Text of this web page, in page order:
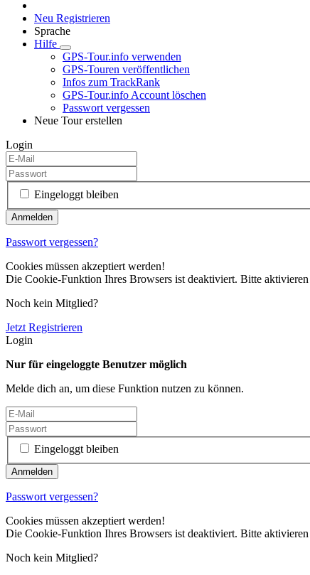
Neu Registrieren
Sprache
Hilfe
GPS-Tour.info verwenden
GPS-Touren veröffentlichen
Infos zum TrackRank
GPS-Tour.info Account löschen
Passwort vergessen
Neue Tour erstellen
Login
Eingeloggt bleiben
Passwort vergessen?
Cookies müssen akzeptiert werden!
Die Cookie-Funktion Ihres Browsers ist deaktiviert. Bitte
Noch kein Mitglied?
Jetzt Registrieren
Login
Nur für eingeloggte Benutzer möglich
Melde dich an, um diese Funktion nutzen zu können.
Eingeloggt bleiben
Passwort vergessen?
Cookies müssen akzeptiert werden!
Die Cookie-Funktion Ihres Browsers ist deaktiviert. Bitte
Noch kein Mitglied?